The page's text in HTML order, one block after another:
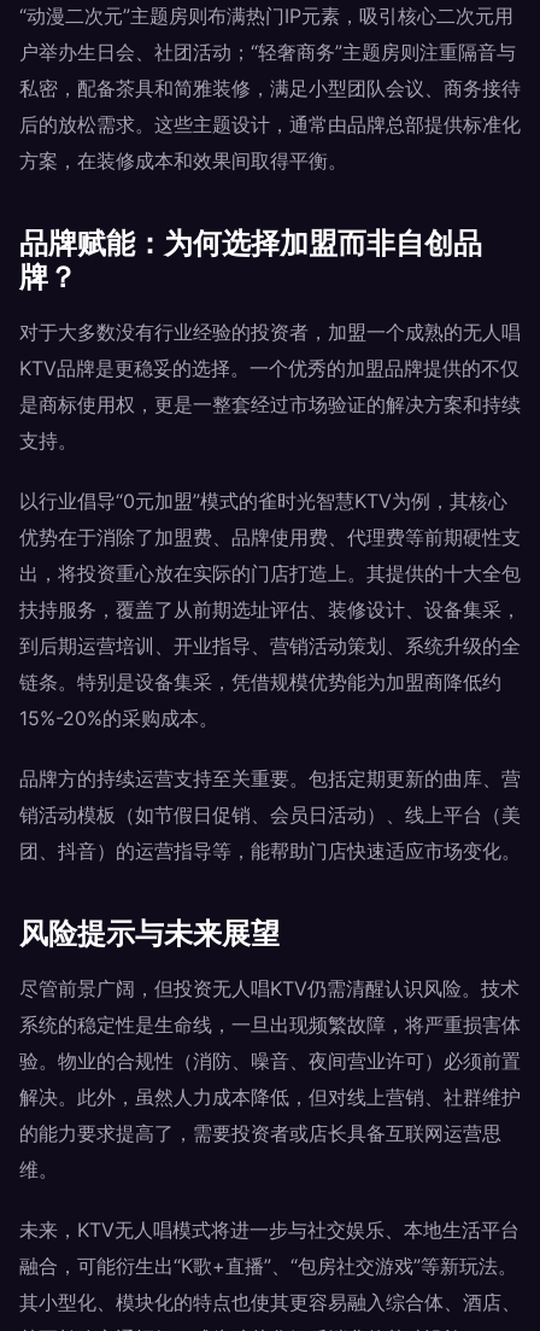
“动漫二次元”主题房则布满热门IP元素，吸引核心二次元用
户举办生日会、社团活动；“轻奢商务”主题房则注重隔音与
私密，配备茶具和简雅装修，满足小型团队会议、商务接待
后的放松需求。这些主题设计，通常由品牌总部提供标准化
方案，在装修成本和效果间取得平衡。
品牌赋能：为何选择加盟而非自创品
牌？
对于大多数没有行业经验的投资者，加盟一个成熟的无人唱
KTV品牌是更稳妥的选择。一个优秀的加盟品牌提供的不仅
是商标使用权，更是一整套经过市场验证的解决方案和持续
支持。
以行业倡导“0元加盟”模式的雀时光智慧KTV为例，其核心
优势在于消除了加盟费、品牌使用费、代理费等前期硬性支
出，将投资重心放在实际的门店打造上。其提供的十大全包
扶持服务，覆盖了从前期选址评估、装修设计、设备集采，
到后期运营培训、开业指导、营销活动策划、系统升级的全
链条。特别是设备集采，凭借规模优势能为加盟商降低约
15%-20%的采购成本。
品牌方的持续运营支持至关重要。包括定期更新的曲库、营
销活动模板（如节假日促销、会员日活动）、线上平台（美
团、抖音）的运营指导等，能帮助门店快速适应市场变化。
风险提示与未来展望
尽管前景广阔，但投资无人唱KTV仍需清醒认识风险。技术
系统的稳定性是生命线，一旦出现频繁故障，将严重损害体
验。物业的合规性（消防、噪音、夜间营业许可）必须前置
解决。此外，虽然人力成本降低，但对线上营销、社群维护
的能力要求提高了，需要投资者或店长具备互联网运营思
维。
未来，KTV无人唱模式将进一步与社交娱乐、本地生活平台
融合，可能衍生出“K歌+直播”、“包房社交游戏”等新玩法。
其小型化、模块化的特点也使其更容易融入综合体、酒店、